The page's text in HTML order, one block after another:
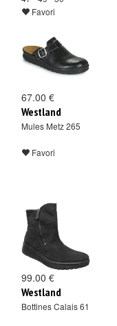
Favori
67.00 €
Westland
Mules Metz 265
Favori
99.00 €
Westland
Bottines Calais 61